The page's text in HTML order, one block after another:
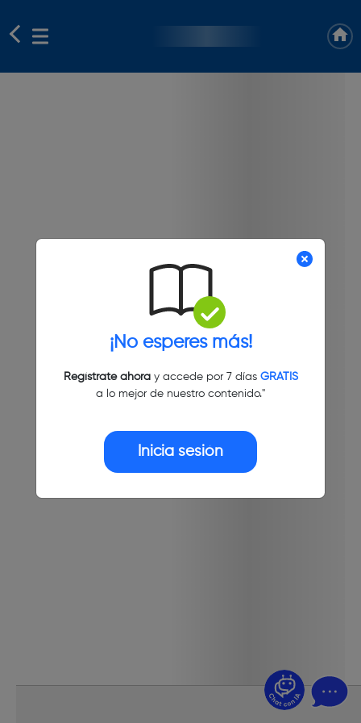
¡No esperes más!
Regístrate ahoray accede por 7 días GRATIS
a lo mejor de nuestro contenido."
Inicia sesión